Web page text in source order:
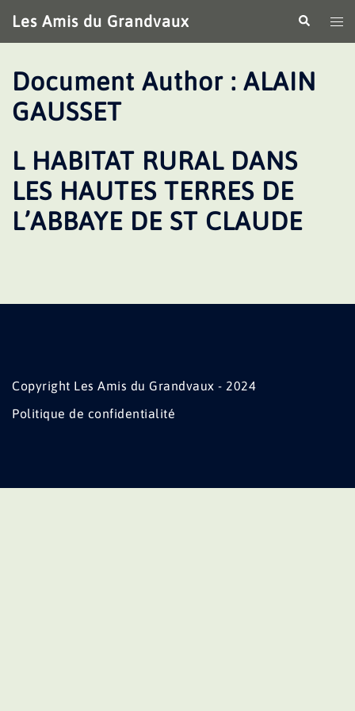
au
contenu
Les Amis du Grandvaux
le
Document Author : ALAIN
GAUSSET
L HABITAT RURAL DANS
LES HAUTES TERRES DE
L’ABBAYE DE ST CLAUDE
Copyright Les Amis du Grandvaux - 2024
Politique de confidentialité